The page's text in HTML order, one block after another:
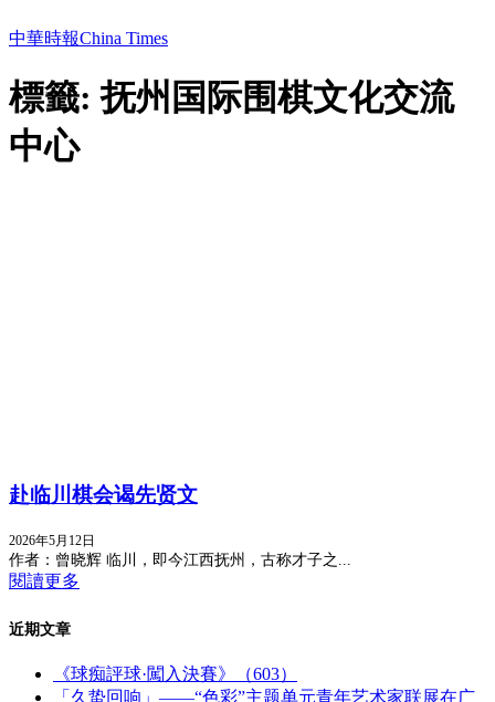
中華時報China Times
標籤: 抚州国际围棋文化交流
中心
赴临川棋会谒先贤文
2026年5月12日
作者：曾晓辉 临川，即今江西抚州，古称才子之...
閱讀更多
近期文章
《球痴評球·闖入決賽》（603）
「久蛰回响」——“色彩”主题单元青年艺术家联展在广